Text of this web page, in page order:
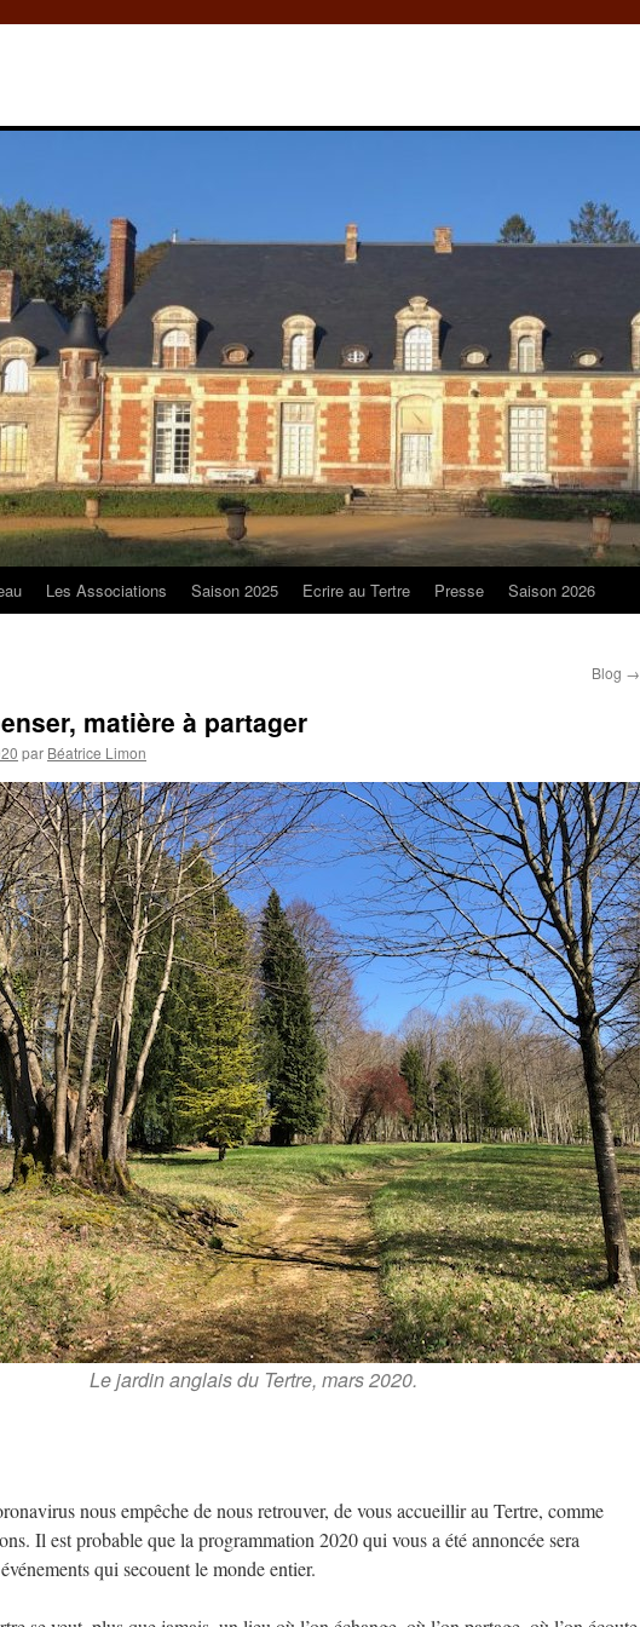
Les Associations Saison 2025 Ecrire au Tertre Presse Saison 2026
Blog →
matière à partager
par Béatrice Limon
Le jardin anglais du Tertre, mars 2020.
nous empêche de nous retrouver, de vous accueillir au Tertre, comme
Il est probable que la programmation 2020 qui vous a été annoncée sera
qui secouent le monde entier.